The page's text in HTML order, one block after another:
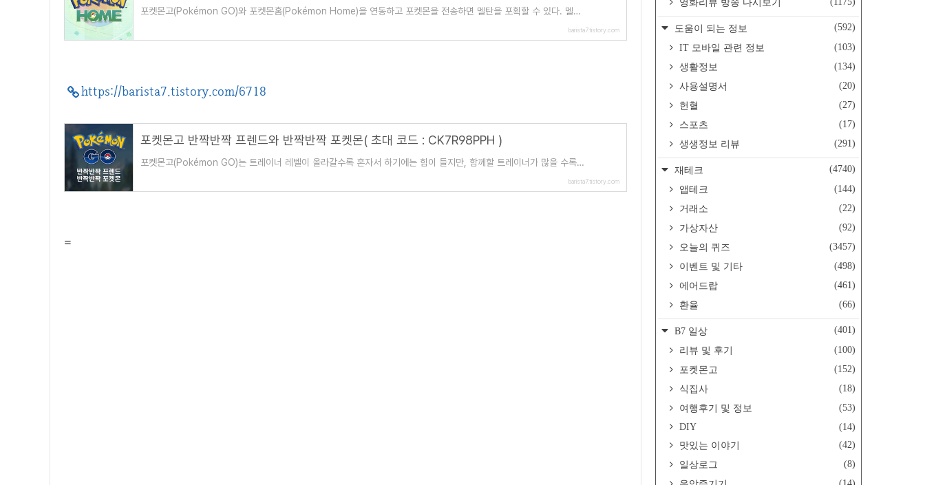
포켓몬고(Pokémon GO)와 포켓몬홈(Pokémon Home)을 연동하고 포켓몬을 전송하면 멜탄을 포획할 수 있다. 멜탄
barista7.tistory.com
https://barista7.tistory.com/6718
포켓몬고 반짝반짝 프렌드와 반짝반짝 포켓몬( 초대 코드 : CK7R98PPH )
포켓몬고(Pokémon GO)는 트레이너 레벨이 올라갈수록 혼자서 하기에는 힘이 들지만, 함께할 트레이너가 많을 수록
barista7.tistory.com
=
영화리뷰 방송 다시보기
도움이 되는 정보
(592)
IT 모바일 관련 정보
(103)
생활정보
(134)
사용설명서
(20)
헌혈
(27)
스포츠
(17)
생생정보 리뷰
(291)
재테크
(4740)
앱테크
(144)
거래소
(22)
가상자산
(92)
오늘의 퀴즈
(3457)
이벤트 및 기타
(498)
에어드랍
(461)
환율
(66)
B7 일상
(401)
리뷰 및 후기
(100)
포켓몬고
(152)
식집사
(18)
여행후기 및 정보
(53)
DIY
(14)
맛있는 이야기
(42)
일상로그
(8)